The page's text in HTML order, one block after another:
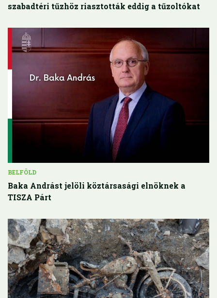
szabadtéri tűzhöz riasztották eddig a tűzoltókat
BELFÖLD
Baka Andrást jelöli köztársasági elnöknek a
TISZA Párt